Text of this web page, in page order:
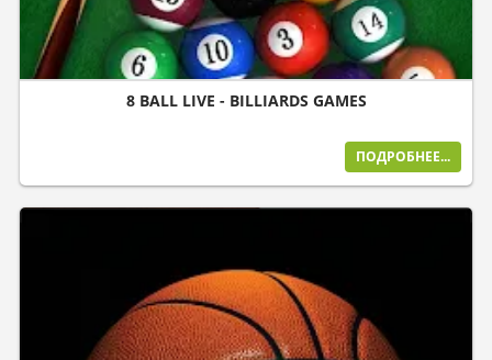
8 BALL LIVE - BILLIARDS GAMES
ПОДРОБНЕЕ...